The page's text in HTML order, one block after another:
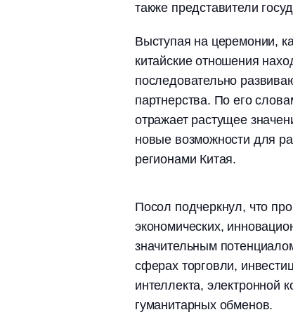
также представители
Выступая на церемонии,
китайские отношения
последовательно
партнерства. По его
отражает растущее
новые возможности для
регионами Китая.
Посол подчеркнул, что
экономических,
значительным
сферах торговли,
интеллекта, электронной
гуманитарных обменов.